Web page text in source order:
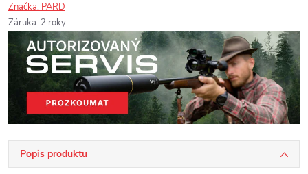
Značka: PARD
Záruka: 2 roky
Popis produktu